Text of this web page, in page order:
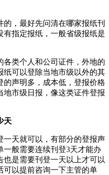
，最好先问清在哪家报纸刊
指定报纸，一般省级报纸是
各类个人和公司证件，外地的
纸可以登除当地市级以外的其
声明多，成本低，登报价格
地市级日报，像这类证件登报
天
一天就可以，有部分的登报声
一般需要连续刊登3天才能办
是需要刊登一天以上才可以
可以提前咨询一下主管的单